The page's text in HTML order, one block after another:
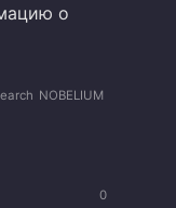
о
NOBELIUM
0